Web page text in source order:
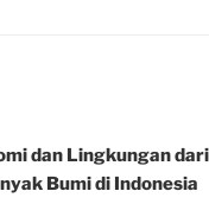
dan Lingkungan dari
Bumi di Indonesia